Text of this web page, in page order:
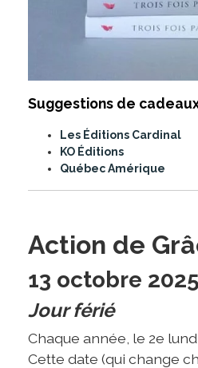
Suggestions de
Les Éditions Cardinal
KO Éditions
Québec Amérique
Action de
13 octobre 2025
Jour férié
Chaque année, le 2e
Cette date (qui change